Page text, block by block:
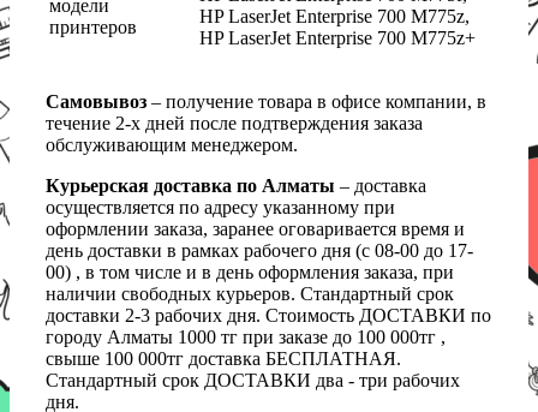
модели
принтеров
HP LaserJet Enterprise 700 M775z,
HP LaserJet Enterprise 700 M775z+
Самовывоз – получение товара в офисе компании, в
течение 2-х дней после подтверждения заказа
обслуживающим менеджером.
Курьерская доставка по Алматы – доставка
осуществляется по адресу указанному при
оформлении заказа, заранее оговаривается время и
день доставки в рамках рабочего дня (с 08-00 до 17-
00) , в том числе и в день оформления заказа, при
наличии свободных курьеров. Стандартный срок
доставки 2-3 рабочих дня. Стоимость ДОСТАВКИ по
городу Алматы 1000 тг при заказе до 100 000тг ,
свыше 100 000тг доставка БЕСПЛАТНАЯ.
Стандартный срок ДОСТАВКИ два - три рабочих
дня.